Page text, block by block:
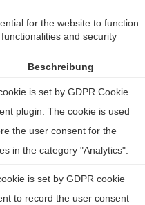
for the website to function
and security
Beschreibung
is set by GDPR Cookie
plugin. The cookie is used
the user consent for the
in the category "Analytics".
is set by GDPR cookie
to record the user consent